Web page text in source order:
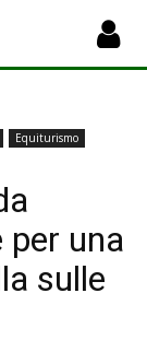
Equiturismo
per una
sulle